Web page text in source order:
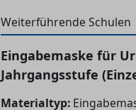
Weiterführende Schulen
Eingabemaske für
Jahrgangsstufe
Materialtyp: